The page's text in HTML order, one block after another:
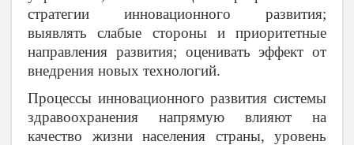
стратегии инновационного развития;
выявлять слабые стороны и приоритетные
направления развития; оценивать эффект от
внедрения новых технологий.
Процессы инновационного развития системы
здравоохранения напрямую влияют на
качество жизни населения страны, уровень